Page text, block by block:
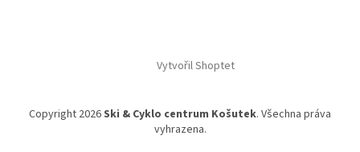
Vytvořil Shoptet
Copyright 2026Ski & Cyklo centrum Košutek. Všechna práva
vyhrazena.